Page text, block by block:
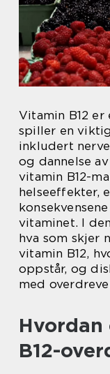
Vitamin B12
spiller en
inkludert
og dannelse
vitamin B12-
helseeffekter,
vitaminet. I
hva som skjer
vitamin B12,
oppstår, og
med
B12-